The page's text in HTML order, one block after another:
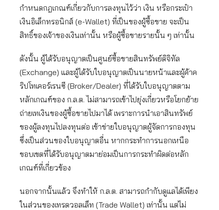
กำหนดกฎเกณฑ์เกี่ยวกับการลงทุนไว้ว่า เงิน หรือกระเป๋า
เงินอิเล็กทรอนิกส์ (e-Wallet) ที่เป็นของผู้ซื้อขาย จะเป็น
สิทธิ์ของเจ้าของเงินเท่านั้น หรือผู้ซื้อขายรายนั้น ๆ เท่านั้น
ดังนั้น ผู้ได้รับอนุญาตเป็นศูนย์ซื้อขายสินทรัพย์ดิจิทัล
(Exchange) และผู้ได้รับใบอนุญาตเป็นนายหน้าและผู้ค้าค
ริปโทเคอร์เรนซี (Broker/Dealer) ที่ได้รับใบอนุญาตตาม
หลักเกณฑ์ของ ก.ล.ต. ไม่สามารถเข้าไปยุ่งเกี่ยวหรือโยกย้าย
ถ่ายเทเงินของผู้ซื้อขายไปมาได้ เพราะการนำเอาสินทรัพย์
ของผู้ลงทุนไปลงทุนต่อ เข้าข่ายใบอนุญาตผู้จัดการกองทุน
ซึ่งเป็นส่วนของใบอนุญาตอื่น หากกระทำการนอกเหนือ
ขอบเขตที่ได้รับอนุญาตมาย่อมเป็นการกระทำผิดต่อหลัก
เกณฑ์ที่เกี่ยวข้อง
นอกจากนั้นแล้ว จึงทำให้ ก.ล.ต. สามารถกำกับดูแลได้เพียง
ในส่วนของเทรดวอลเล็ท (Trade Wallet) เท่านั้น แต่ไม่